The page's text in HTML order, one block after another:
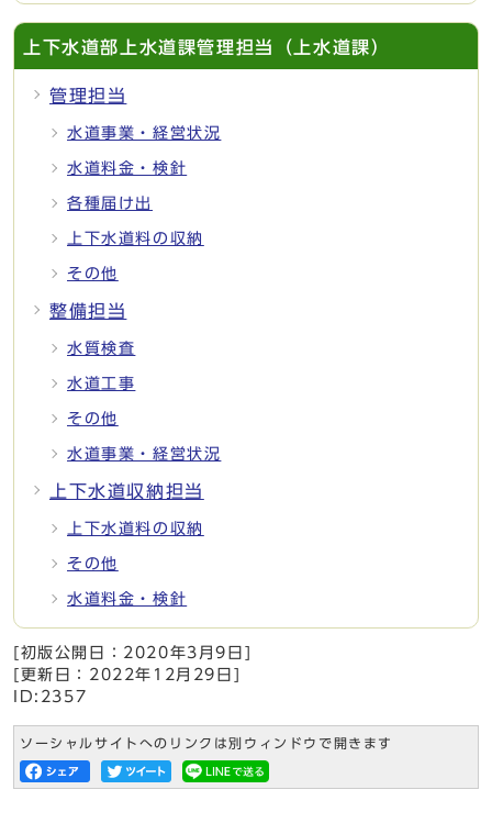
上下水道部上水道課管理担当（上水道課）
管理担当
水道事業・経営状況
水道料金・検針
各種届け出
上下水道料の収納
その他
整備担当
水質検査
水道工事
その他
水道事業・経営状況
上下水道収納担当
上下水道料の収納
その他
水道料金・検針
[初版公開日： 2020年3月9日
[更新日： 2022年12月29日
ID:2357
ソーシャルサイトへのリンクは別ウィンドウで開きます